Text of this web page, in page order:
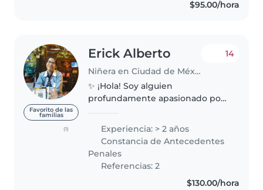
$95.00/hora
Favorito de las
familias
(1)
Erick Alberto
Niñera en Ciudad de México
14
✨ ¡Hola! Soy alguien
profundamente apasionado por
respeto, amor y presencia.
Desde la mirada de la pedagogía
Waldorf y el yoga para niños,
creo espacios donde..
Experiencia: > 2 años
Constancia de Antecedentes
Penales
Referencias: 2
$130.00/hora